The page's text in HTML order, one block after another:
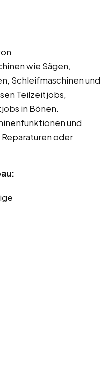
wie Sägen,
Schleifmaschinen und
Teilzeitjobs,
in Bönen.
und
oder